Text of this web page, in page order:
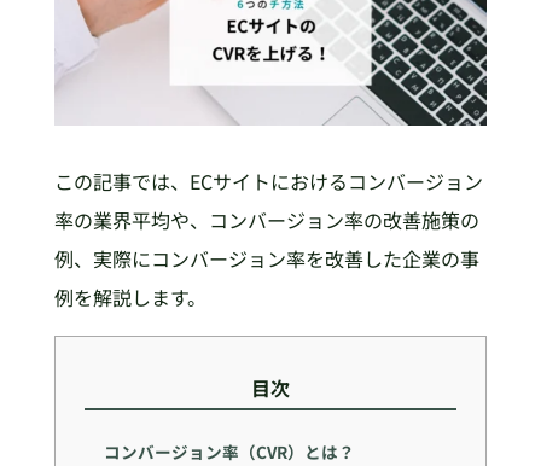
この記事では、ECサイトにおけるコンバージョン
率の業界平均や、コンバージョン率の改善施策の
例、実際にコンバージョン率を改善した企業の事
例を解説します。
目次
コンバージョン率（CVR）とは？